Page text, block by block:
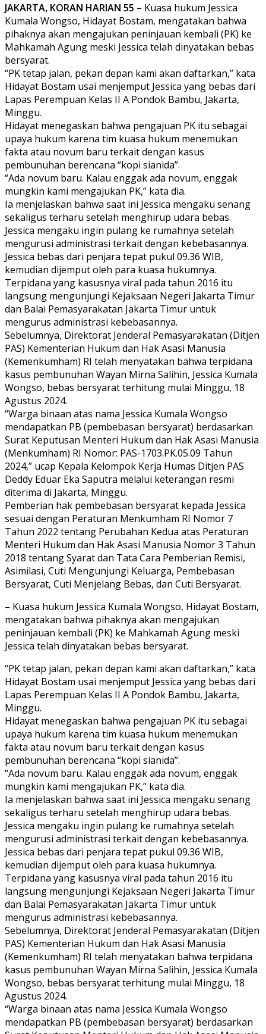
JAKARTA, KORAN HARIAN 55 – Kuasa hukum Jessica
Kumala Wongso, Hidayat Bostam, mengatakan bahwa
pihaknya akan mengajukan peninjauan kembali (PK) ke
Mahkamah Agung meski Jessica telah dinyatakan bebas
bersyarat.
“PK tetap jalan, pekan depan kami akan daftarkan,” kata
Hidayat Bostam usai menjemput Jessica yang bebas dari
Lapas Perempuan Kelas II A Pondok Bambu, Jakarta,
Minggu.
Hidayat menegaskan bahwa pengajuan PK itu sebagai
upaya hukum karena tim kuasa hukum menemukan
fakta atau novum baru terkait dengan kasus
pembunuhan berencana “kopi sianida”.
“Ada novum baru. Kalau enggak ada novum, enggak
mungkin kami mengajukan PK,” kata dia.
Ia menjelaskan bahwa saat ini Jessica mengaku senang
sekaligus terharu setelah menghirup udara bebas.
Jessica mengaku ingin pulang ke rumahnya setelah
mengurusi administrasi terkait dengan kebebasannya.
Jessica bebas dari penjara tepat pukul 09.36 WIB,
kemudian dijemput oleh para kuasa hukumnya.
Terpidana yang kasusnya viral pada tahun 2016 itu
langsung mengunjungi Kejaksaan Negeri Jakarta Timur
dan Balai Pemasyarakatan Jakarta Timur untuk
mengurus administrasi kebebasannya.
Sebelumnya, Direktorat Jenderal Pemasyarakatan (Ditjen
PAS) Kementerian Hukum dan Hak Asasi Manusia
(Kemenkumham) RI telah menyatakan bahwa terpidana
kasus pembunuhan Wayan Mirna Salihin, Jessica Kumala
Wongso, bebas bersyarat terhitung mulai Minggu, 18
Agustus 2024.
“Warga binaan atas nama Jessica Kumala Wongso
mendapatkan PB (pembebasan bersyarat) berdasarkan
Surat Keputusan Menteri Hukum dan Hak Asasi Manusia
(Menkumham) RI Nomor: PAS-1703.PK.05.09 Tahun
2024,” ucap Kepala Kelompok Kerja Humas Ditjen PAS
Deddy Eduar Eka Saputra melalui keterangan resmi
diterima di Jakarta, Minggu.
Pemberian hak pembebasan bersyarat kepada Jessica
sesuai dengan Peraturan Menkumham RI Nomor 7
Tahun 2022 tentang Perubahan Kedua atas Peraturan
Menteri Hukum dan Hak Asasi Manusia Nomor 3 Tahun
2018 tentang Syarat dan Tata Cara Pemberian Remisi,
Asimilasi, Cuti Mengunjungi Keluarga, Pembebasan
Bersyarat, Cuti Menjelang Bebas, dan Cuti Bersyarat.
– Kuasa hukum Jessica Kumala Wongso, Hidayat Bostam,
mengatakan bahwa pihaknya akan mengajukan
peninjauan kembali (PK) ke Mahkamah Agung meski
Jessica telah dinyatakan bebas bersyarat.
“PK tetap jalan, pekan depan kami akan daftarkan,” kata
Hidayat Bostam usai menjemput Jessica yang bebas dari
Lapas Perempuan Kelas II A Pondok Bambu, Jakarta,
Minggu.
Hidayat menegaskan bahwa pengajuan PK itu sebagai
upaya hukum karena tim kuasa hukum menemukan
fakta atau novum baru terkait dengan kasus
pembunuhan berencana “kopi sianida”.
“Ada novum baru. Kalau enggak ada novum, enggak
mungkin kami mengajukan PK,” kata dia.
Ia menjelaskan bahwa saat ini Jessica mengaku senang
sekaligus terharu setelah menghirup udara bebas.
Jessica mengaku ingin pulang ke rumahnya setelah
mengurusi administrasi terkait dengan kebebasannya.
Jessica bebas dari penjara tepat pukul 09.36 WIB,
kemudian dijemput oleh para kuasa hukumnya.
Terpidana yang kasusnya viral pada tahun 2016 itu
langsung mengunjungi Kejaksaan Negeri Jakarta Timur
dan Balai Pemasyarakatan Jakarta Timur untuk
mengurus administrasi kebebasannya.
Sebelumnya, Direktorat Jenderal Pemasyarakatan (Ditjen
PAS) Kementerian Hukum dan Hak Asasi Manusia
(Kemenkumham) RI telah menyatakan bahwa terpidana
kasus pembunuhan Wayan Mirna Salihin, Jessica Kumala
Wongso, bebas bersyarat terhitung mulai Minggu, 18
Agustus 2024.
“Warga binaan atas nama Jessica Kumala Wongso
mendapatkan PB (pembebasan bersyarat) berdasarkan